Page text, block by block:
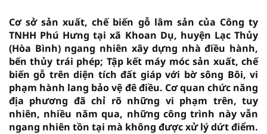
Cơ sở sản xuất, chế biến gỗ lâm sản của Công ty
TNHH Phú Hưng tại xã Khoan Dụ, huyện Lạc Thủy
(Hòa Bình) ngang nhiên xây dựng nhà điều hành,
bến thủy trái phép; Tập kết máy móc sản xuất, chế
biến gỗ trên diện tích đất giáp với bờ sông Bôi, vi
phạm hành lang bảo vệ đê điều. Cơ quan chức năng
địa phương đã chỉ rõ những vi phạm trên, tuy
nhiên, nhiều năm qua, những công trình này vẫn
ngang nhiên tồn tại mà không được xử lý dứt điểm.